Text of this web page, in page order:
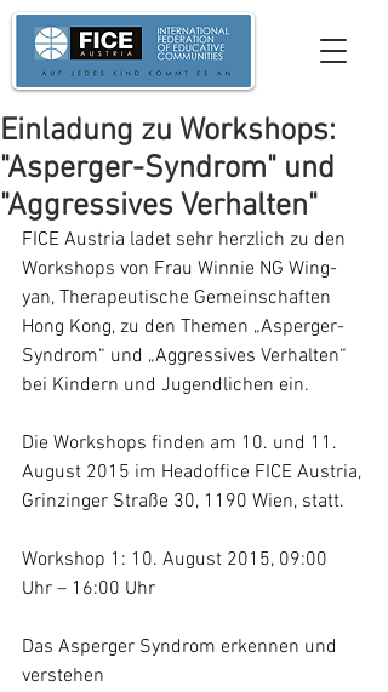
Einladung zu Workshops:
"Asperger-Syndrom" und
"Aggressives Verhalten"
FICE Austria ladet sehr herzlich zu den
Workshops von Frau Winnie NG Wing-
yan, Therapeutische Gemeinschaften
Hong Kong, zu den Themen „Asperger-
Syndrom“ und „Aggressives Verhalten“
bei Kindern und Jugendlichen ein.
Die Workshops finden am 10. und 11.
August 2015 im Headoffice FICE Austria,
Grinzinger Straße 30, 1190 Wien, statt.
Workshop 1: 10. August 2015, 09:00
Uhr – 16:00 Uhr
Das Asperger Syndrom erkennen und
verstehen